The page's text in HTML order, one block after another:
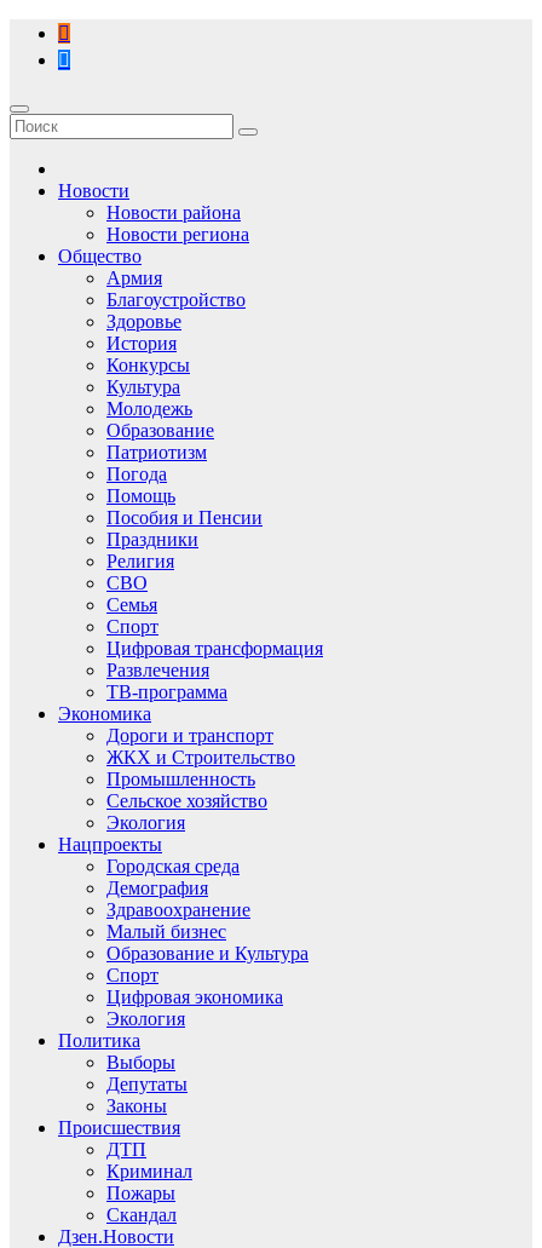
Перейти
содержимому
Новости
Новости района
Новости региона
Общество
Армия
Благоустройство
Здоровье
История
Конкурсы
Культура
Молодежь
Образование
Патриотизм
Погода
Помощь
Пособия и Пенсии
Праздники
Религия
СВО
Семья
Спорт
Цифровая трансформация
Развлечения
ТВ-программа
Экономика
Дороги и транспорт
ЖКХ и Строительство
Промышленность
Сельское хозяйство
Экология
Нацпроекты
Городская среда
Демография
Здравоохранение
Малый бизнес
Образование и Культура
Спорт
Цифровая экономика
Экология
Политика
Выборы
Депутаты
Законы
Происшествия
ДТП
Криминал
Пожары
Скандал
Дзен.Новости